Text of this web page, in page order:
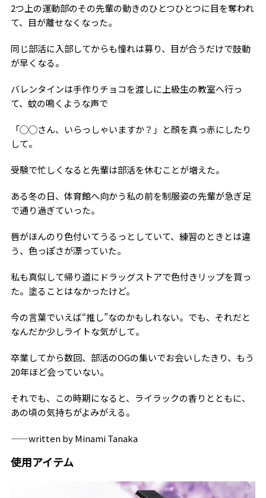
2つ上の運動部のその先輩の動きのひとつひとつに目を奪われ
て、目が離せなくなった。
同じ部活に入部してからも憧れは募り、目が合うだけで鼓動
が早くなる。
バレンタインは手作りチョコを渡しに上級生の教室へ行っ
て、蚊の鳴くような声で
「◯◯さん、いらっしゃいますか？」と顔を真っ赤にしたり
して。
受験で忙しくなると先輩は部活を休むことが増えた。
ある冬の日、体育館へ向かう私の前を制服姿の先輩が急ぎ足
で通り過ぎていった。
唇がほんのり色付いてうるっとしていて、練習のときとは違
う、色っぽさが漂っていた。
私も真似して帰り道にドラッグストアで色付きリップを買っ
た。塗ることはなかったけど。
今の言葉でいえば“推し”なのかもしれない。でも、それだと
なんだか少しライトな気がして。
卒業してから数回、部活のOGの集いでお会いしたきり、もう
20年ほど会っていない。
それでも、この時期になると、ライラックの香りとともに、
あの頃の気持ちがよみがえる。
――written by Minami Tanaka
使用アイテム